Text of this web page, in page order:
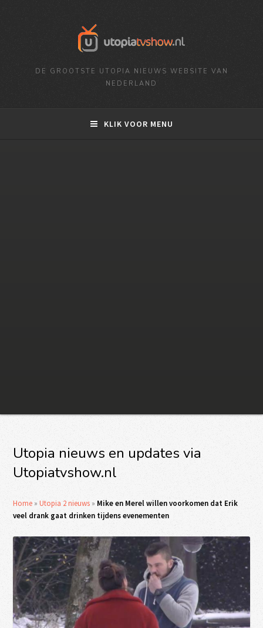
DE GROOTSTE UTOPIA NIEUWS WEBSITE VAN
NEDERLAND
KLIK VOOR MENU
Utopia nieuws en updates via
Utopiatvshow.nl
Home »Utopia 2 nieuws » Mike en Merel willen voorkomen dat Erik
veel drank gaat drinken tijdens evenementen